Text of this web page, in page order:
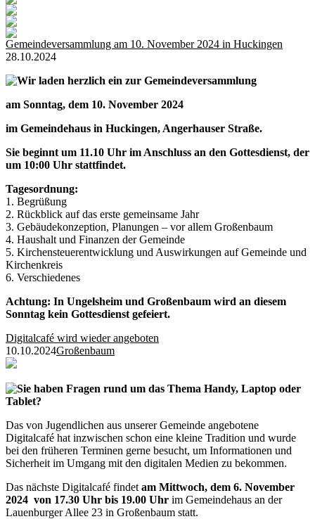
Gemeindeversammlung am 10. November 2024 in Huckingen
28.10.2024
Wir laden herzlich ein zur Gemeindeversammlung
am Sonntag, dem 10. November 2024
im Gemeindehaus in Huckingen, Angerhauser Straße.
Sie beginnt um 11.10 Uhr im Anschluss an den Gottesdienst, der
um 10:00 Uhr stattfindet.
Tagesordnung:
1. Begrüßung
2. Rückblick auf das erste gemeinsame Jahr
3. Gebäudekonzeption, Planungen – vor allem Großenbaum
4. Haushalt und Finanzen der Gemeinde
5. Kirchensteuerentwicklung und Auswirkungen auf Gemeinde und
Kirchenkreis
6. Verschiedenes
Achtung: In Ungelsheim und Großenbaum wird an diesem
Sonntag kein Gottesdienst gefeiert.
Digitalcafé wird wieder angeboten
10.10.2024Großenbaum
Sie haben Fragen rund um das Thema Handy, Laptop oder
Tablet?
Das von Jugendlichen aus unserer Gemeinde angebotene
Digitalcafé hat inzwischen schon eine kleine Tradition und wurde
bei den früheren Terminen gerne besucht, um Informationen und
Sicherheit im Umgang mit den digitalen Medien zu bekommen.
Das nächste Digitalcafé findet am Mittwoch, dem 6. November
2024 von 17.30 Uhr bis 19.00 Uhr im Gemeindehaus an der
Lauenburger Allee 23 in Großenbaum statt.